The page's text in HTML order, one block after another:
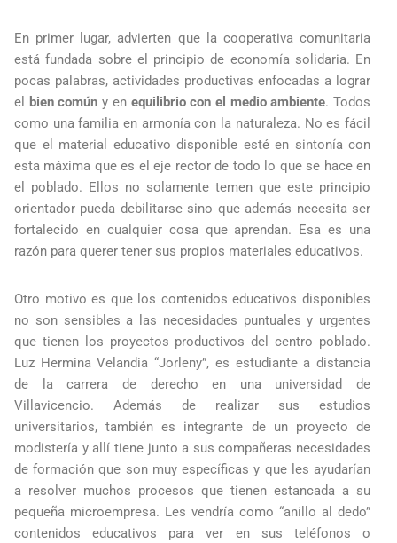
En primer lugar, advierten que la cooperativa comunitaria
está fundada sobre el principio de economía solidaria. En
pocas palabras, actividades productivas enfocadas a lograr
el
bien común y en equilibrio con el medio ambiente. Todos
como una familia en armonía con la naturaleza. No es fácil
que el material educativo disponible esté en sintonía con
esta máxima que es el eje rector de todo lo que se hace en
el poblado. Ellos no solamente temen que este principio
orientador pueda debilitarse sino que además necesita ser
fortalecido en cualquier cosa que aprendan. Esa es una
razón para querer tener sus propios materiales educativos.
Otro motivo es que los contenidos educativos disponibles
no son sensibles a las necesidades puntuales y urgentes
que tienen los proyectos productivos del centro poblado.
Luz Hermina Velandia “Jorleny”, es estudiante a distancia
de la carrera de derecho en una universidad de
Villavicencio. Además de realizar sus estudios
universitarios, también es integrante de un proyecto de
modistería y allí tiene junto a sus compañeras necesidades
de formación que son muy específicas y que les ayudarían
a resolver muchos procesos que tienen estancada a su
pequeña microempresa. Les vendría como “anillo al dedo”
contenidos educativos para ver en sus teléfonos o